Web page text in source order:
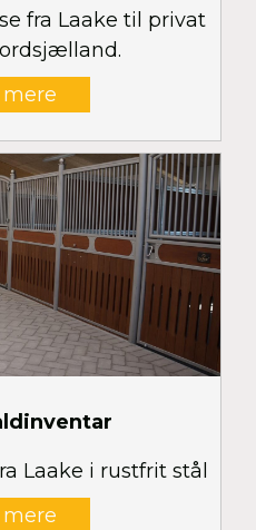
fra Laake til privat
Laake i rustfrit stål